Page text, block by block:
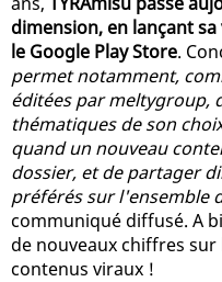
dimension, en lançant
le Google Play Store.
permet notamment,
éditées par meltygroup,
thématiques de son
quand un nouveau
dossier, et de partager
préférés sur l'ensemble
communiqué diffusé. A
de nouveaux chiffres
contenus viraux !